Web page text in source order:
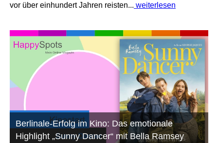
vor über einhundert Jahren reisten... weiterlesen
Berlinale-Erfolg im Kino: Das emotionale
Highlight „Sunny Dancer“ mit Bella Ramsey